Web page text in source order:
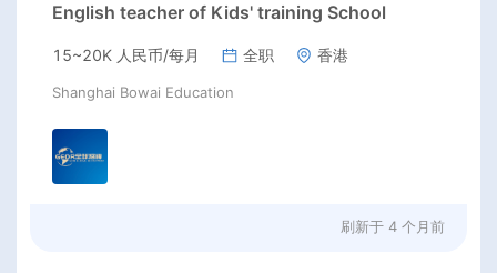
English teacher of Kids' training School
15~20K 人民币/每月 全职 香港
Shanghai Bowai Education
刷新于 4 个月前